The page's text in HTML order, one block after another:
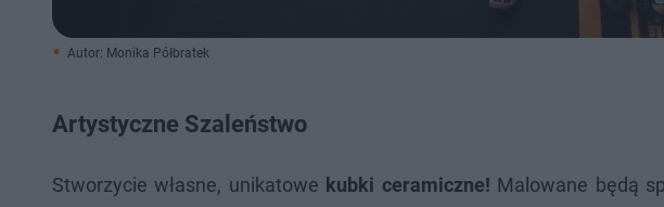
Autor: Monika Półbratek
Artystyczne Szaleństwo
Stworzycie własne, unikatowe kubki ceramiczne! Malowane będą